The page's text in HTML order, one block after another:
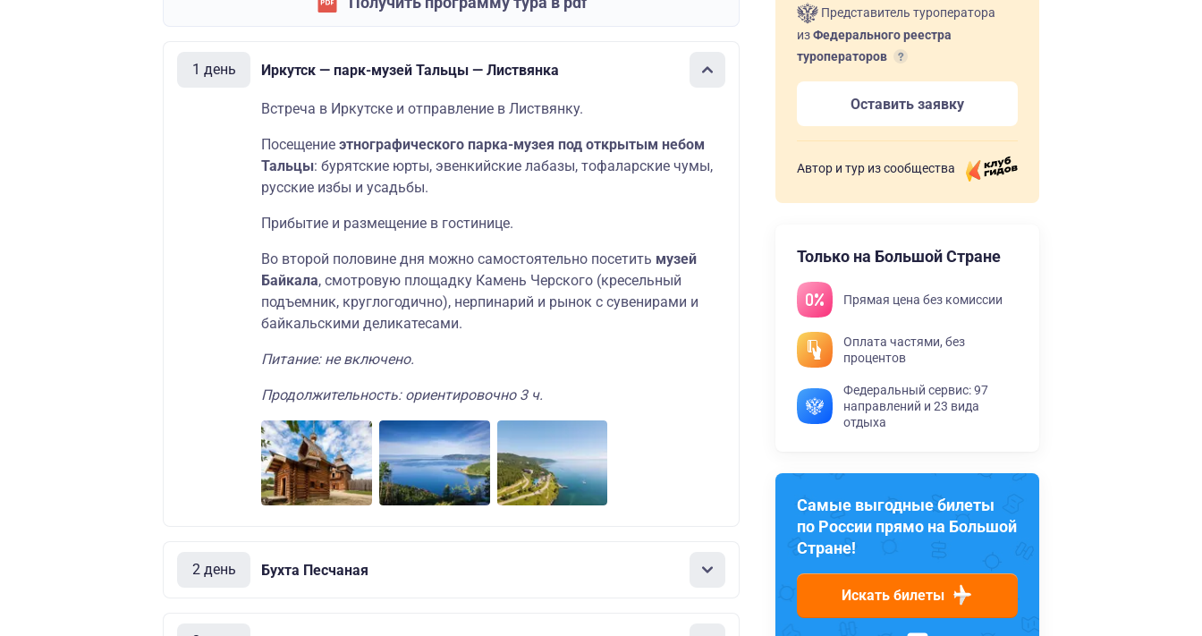
1 день Иркутск — парк-музей Тальцы — Листвянка
Встреча в Иркутске и отправление в Листвянку.
Посещение этнографического парка-музея под открытым небом
Тальцы: бурятские юрты, эвенкийские лабазы, тофаларские чумы,
русские избы и усадьбы.
Прибытие и размещение в гостинице.
Во второй половине дня можно самостоятельно посетить музей
Байкала, смотровую площадку Камень Черского (кресельный
подъемник, круглогодично), нерпинарий и рынок с сувенирами и
байкальскими деликатесами.
Питание: не включено.
Продолжительность: ориентировочно 3 ч.
2 день Бухта Песчаная
Представитель туроператора
изФедерального реестра
туроператоров
Оставить заявку
Автор и тур из сообщества
Только на Большой Стране
Прямая цена без комиссии
Оплата частями, без
процентов
Федеральный сервис: 97
направлений и 23 вида
отдыха
Самые выгодные билеты
по России прямо на Большой
Стране!
Искать билеты